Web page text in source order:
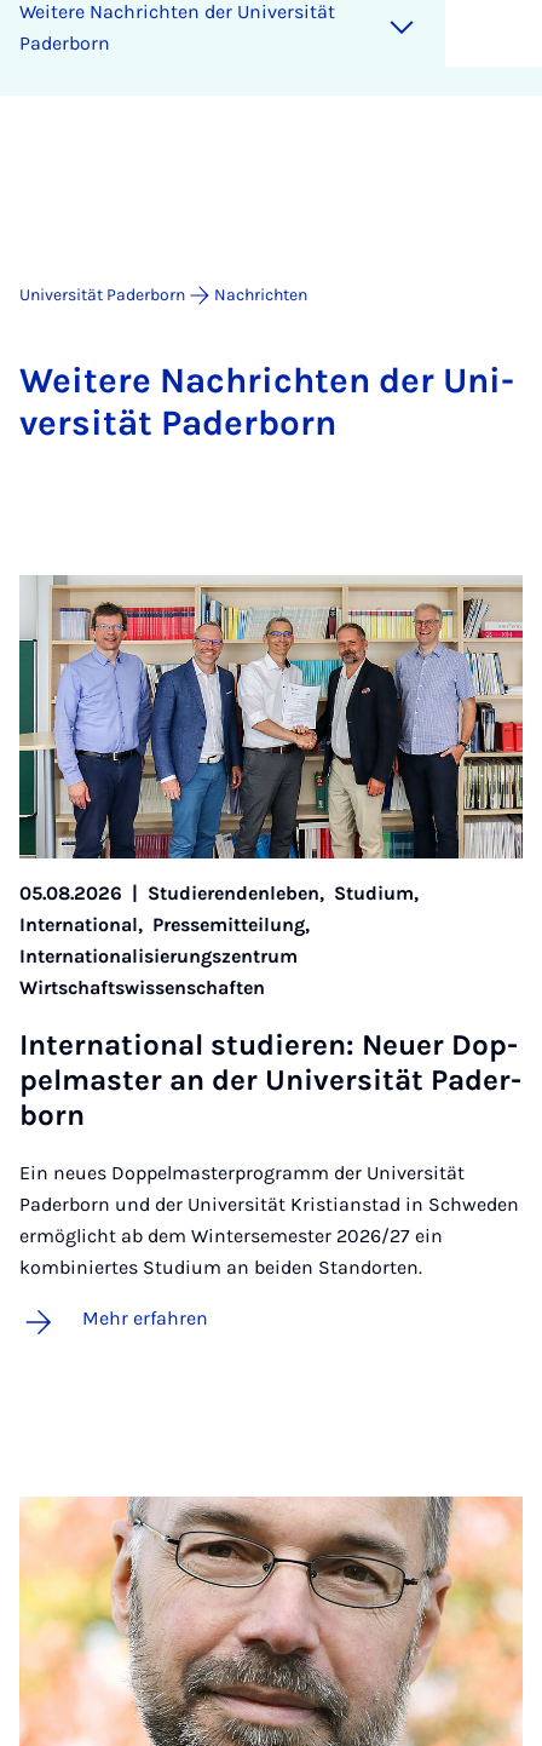
Wei­te­re Nach­rich­ten der Uni­ver­si­tät
Pa­der­born
Universität Paderborn Nachrichten
Wei­te­re Nach­rich­ten der Uni­
ver­si­tät Pa­der­born
05.08.2026 | Studierendenleben, Studium,
International, Pressemitteilung,
Internationalisierungszentrum
Wirtschaftswissenschaften
In­ter­na­ti­o­nal stu­die­ren: Neu­er Dop­
pel­mas­ter an der Uni­ver­si­tät Pa­der­
born
Ein neues Doppelmasterprogramm der Universität
Paderborn und der Universität Kristianstad in Schweden
ermöglicht ab dem Wintersemester 2026/27 ein
kombiniertes Studium an beiden Standorten.
Mehr erfahren